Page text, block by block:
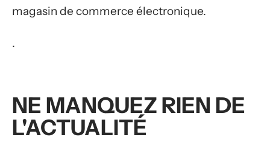
magasin de commerce électronique.
.
NE MANQUEZ RIEN DE
L'ACTUALITÉ